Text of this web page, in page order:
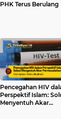
PHK Terus Berulang
Pencegahan HIV
Perspektif Islam:
Menyentuh Akar